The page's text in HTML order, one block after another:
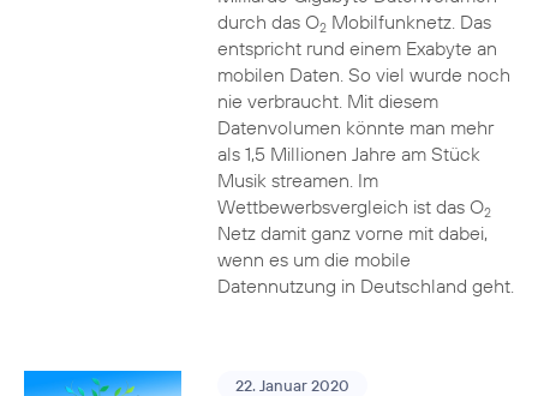
durch das O2Mobilfunknetz. Das
entspricht rund einem Exabyte an
mobilen Daten. So viel wurde noch
nie verbraucht. Mit diesem
Datenvolumen könnte man mehr
als 1,5 Millionen Jahre am Stück
Musik streamen. Im
Wettbewerbsvergleich ist das O2
Netz damit ganz vorne mit dabei,
wenn es um die mobile
Datennutzung in Deutschland geht.
22. Januar 2020